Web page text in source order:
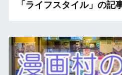
「ライフスタイル」の記